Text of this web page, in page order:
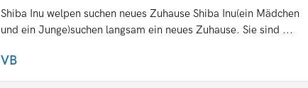
Shiba Inu welpen suchen neues Zuhause Shiba Inu(ein Mädchen
und ein Junge)suchen langsam ein neues Zuhause. Sie sind ...
VB